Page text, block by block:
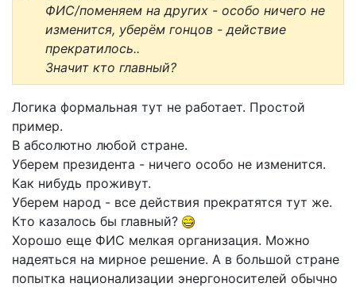
ФИС/поменяем на других - особо ничего не
изменится, уберём гонцов - действие
прекратилось..
Значит кто главный?
Логика формальная тут не работает. Простой
пример.
В абсолютно любой стране.
Уберем президента - ничего особо не изменится.
Как нибудь проживут.
Уберем народ - все действия прекратятся тут же.
Кто казалось бы главный?
Хорошо еще ФИС мелкая организация. Можно
надеяться на мирное решение. А в большой стране
попытка национализации энергоносителей обычно